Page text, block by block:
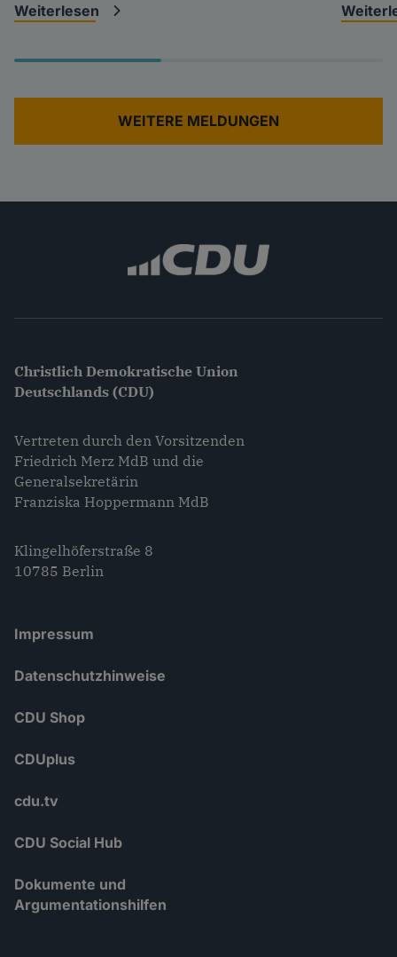
Weiterlesen
WEITERE MELDUNGEN
Christlich Demokratische Union
Deutschlands (CDU)
Vertreten durch den Vorsitzenden
Friedrich Merz MdB und die
Generalsekretärin
Franziska Hoppermann MdB
Klingelhöferstraße 8
10785 Berlin
Impressum
Datenschutzhinweise
CDU Shop
CDUplus
cdu.tv
CDU Social Hub
Dokumente und
Argumentationshilfen